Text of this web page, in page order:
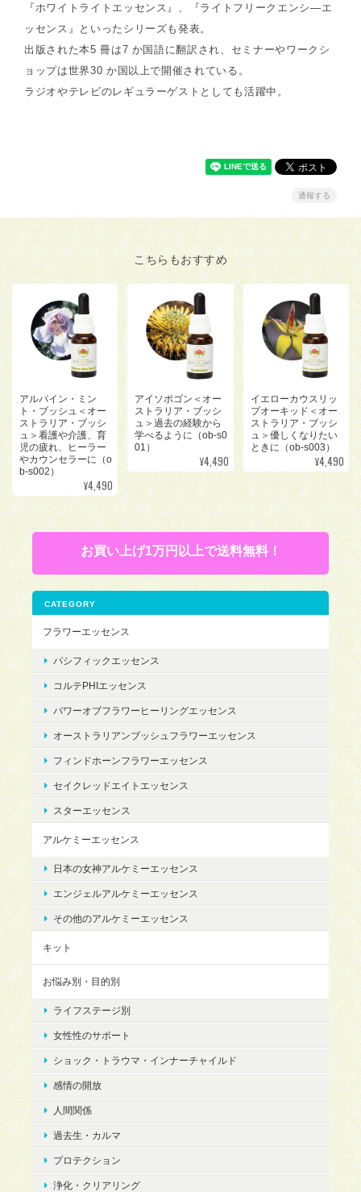
『ホワイトライトエッセンス』、『ライトフリークエンシ―エ
ッセンス』といったシリーズも発表。
出版された本5 冊は7 か国語に翻訳され、セミナーやワークシ
ョップは世界30 か国以上で開催されている。
ラジオやテレビのレギュラーゲストとしても活躍中。
通報する
こちらもおすすめ
アルパイン・ミン
ト・ブッシュ＜オー
ストラリア・ブッシ
ュ＞看護や介護、育
児の疲れ、ヒーラー
やカウンセラーに（o
b-s002）
¥4,490
アイソポゴン＜オー
ストラリア・ブッシ
ュ＞過去の経験から
学べるように（ob-s0
01）
¥4,490
イエローカウスリッ
プオーキッド＜オー
ストラリア・ブッシ
ュ＞優しくなりたい
ときに（ob-s003）
¥4,490
お買い上げ1万円以上で送料無料！
CATEGORY
フラワーエッセンス
パシフィックエッセンス
コルテPHIエッセンス
パワーオブフラワーヒーリングエッセンス
オーストラリアンブッシュフラワーエッセンス
フィンドホーンフラワーエッセンス
セイクレッドエイトエッセンス
スターエッセンス
アルケミーエッセンス
日本の女神アルケミーエッセンス
エンジェルアルケミーエッセンス
その他のアルケミーエッセンス
キット
お悩み別・目的別
ライフステージ別
女性性のサポート
ショック・トラウマ・インナーチャイルド
感情の開放
人間関係
過去生・カルマ
プロテクション
浄化・クリアリング